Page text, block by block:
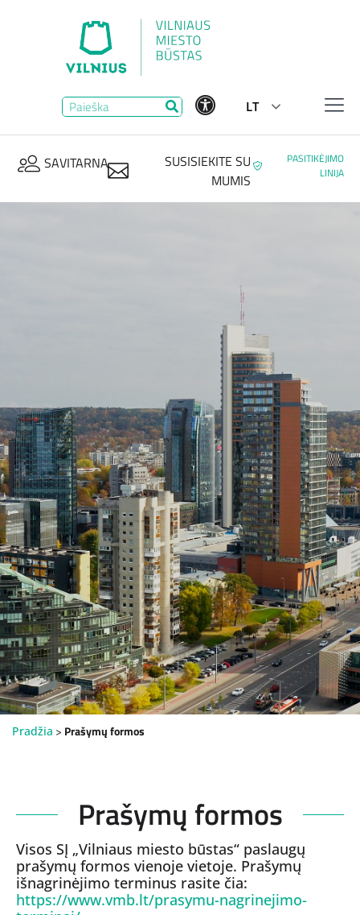
LT
SUSISIEKITE SU
MUMIS
PASITIKĖJIMO
LINIJA
SAVITARNA
Pradžia > Prašymų formos
Prašymų formos
Visos SĮ „Vilniaus miesto būstas“ paslaugų
prašymų formos vienoje vietoje. Prašymų
išnagrinėjimo terminus rasite čia:
https://www.vmb.lt/prasymu-nagrinejimo-